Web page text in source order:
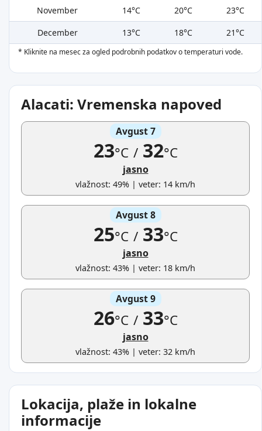
November
14°C 20°C
23°C
December
13°C 18°C 21°C
* Kliknite na mesec za ogled podrobnih podatkov o temperaturi vode.
Alacati: Vremenska napoved
Avgust 7
23°C /32°C
jasno
vlažnost: 49% | veter: 14 km/h
Avgust 8
25°C /33°C
jasno
vlažnost: 43% | veter: 18 km/h
Avgust 9
26°C /33°C
jasno
vlažnost: 43% | veter: 32 km/h
Lokacija, plaže in lokalne
informacije